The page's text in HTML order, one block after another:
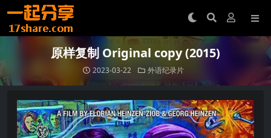
原样复制 Original copy (2015)
2023-03-22 外语纪录片